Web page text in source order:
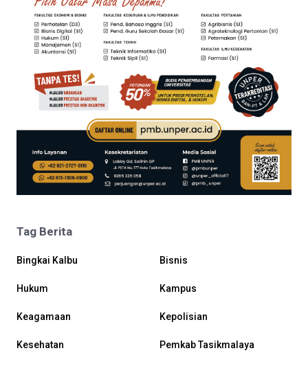
Tag Berita
Bingkai Kalbu Bisnis
Hukum Kampus
Keagamaan Kepolisian
Kesehatan Pemkab Tasikmalaya